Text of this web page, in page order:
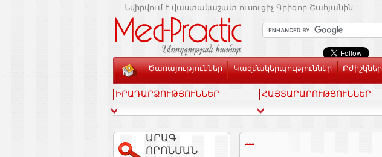
Նվիրվում է վաստակաշատ ուսուցիչ Գրիգոր Շահյանին
Ծառայություններ Կազմակերպություններ Բժիշկներ
ԻՐԱԴԱՐՁՈՒԹՅՈՒՆՆԵՐ ՀԱՅՏԱՐԱՐՈՒԹՅՈՒՆՆԵՐ
ԱՐԱԳ
ՈՐՈՆՄԱՆ
...